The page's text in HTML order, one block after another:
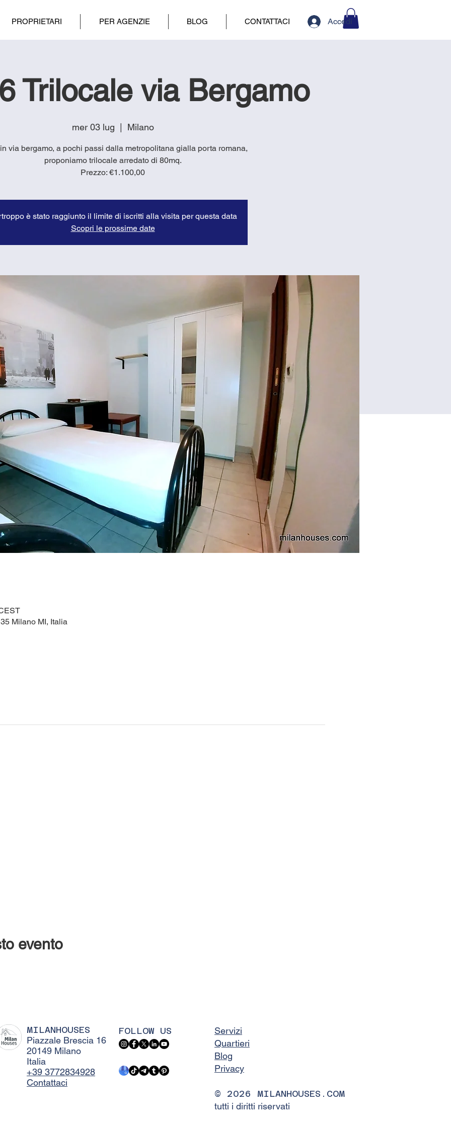
PROPRIETARI PER AGENZIE BLOG CONTATTACI Accedi
Trilocale via Bergamo
mer 03 lug
  |
Milano
via bergamo, a pochi passi dalla metropolitana gialla porta romana,
proponiamo trilocale arredato di 80mq.
è stato raggiunto il limite di iscritti alla visita per questa data
Scopri le prossime date
Milano MI, Italia
evento
MILANHOUSES
Piazzale Brescia 16
20149 Milano
Italia
+39 3772834928
Contattaci
FOLLOW US
Servizi
Quartieri
Blog
Privacy
© 2026 MILANHOUSES.COM
tutti i diritti riservati